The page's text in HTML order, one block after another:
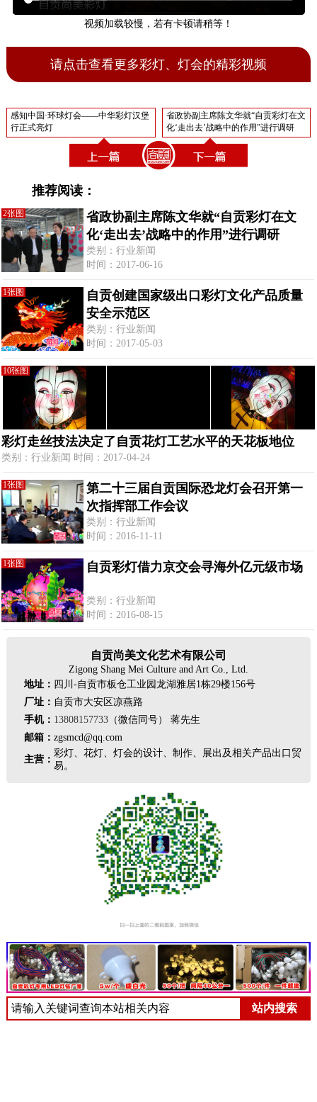
视频加载较慢，若有卡顿请稍等！
请点击查看更多彩灯、灯会的精彩视频
感知中国·环球灯会——中华彩灯汉堡
行正式亮灯
省政协副主席陈文华就“自贡彩灯在文
化‘走出去’战略中的作用”进行调研
推荐阅读：
2张图
省政协副主席陈文华就“自贡彩灯在文
化‘走出去’战略中的作用”进行调研
类别：行业新闻
时间：2017-06-16
1张图
自贡创建国家级出口彩灯文化产品质量
安全示范区
类别：行业新闻
时间：2017-05-03
10张图
彩灯走丝技法决定了自贡花灯工艺水平的天花板地位
类别：行业新闻 时间：2017-04-24
1张图
第二十三届自贡国际恐龙灯会召开第一
次指挥部工作会议
类别：行业新闻
时间：2016-11-11
1张图 自贡彩灯借力京交会寻海外亿元级市场
类别：行业新闻
时间：2016-08-15
自贡尚美文化艺术有限公司
Zigong Shang Mei Culture and Art Co., Ltd.
地址： 四川-自贡市板仓工业园龙湖雅居1栋29楼156号
厂址： 自贡市大安区凉燕路
手机： 13808157733（微信同号） 蒋先生
邮箱： zgsmcd@qq.com
主营：
彩灯、花灯、灯会的设计、制作、展出及相关产品出口贸
易。